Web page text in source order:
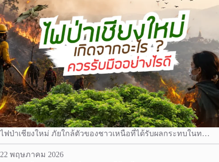
ไฟป่าเชียงใหม่ ภัยใกล้ตัวของชาวเหนือที่ได้รับผลกระทบในท…
22 พฤษภาคม 2026